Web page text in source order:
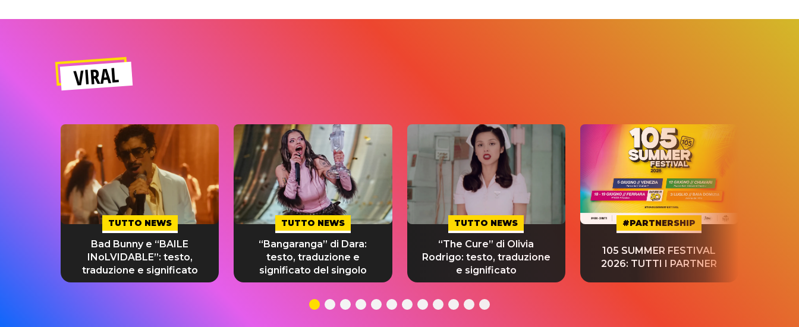
VIRAL
TUTTO NEWS
Bad Bunny e “BAILE
INoLVIDABLE”: testo,
traduzione e significato
TUTTO NEWS
“Bangaranga” di Dara:
testo, traduzione e
significato del singolo
TUTTO NEWS
“The Cure” di Olivia
Rodrigo: testo, traduzione
e significato
#PARTNERSHIP
105 SUMMER FESTIVAL
2026: TUTTI I PARTNER